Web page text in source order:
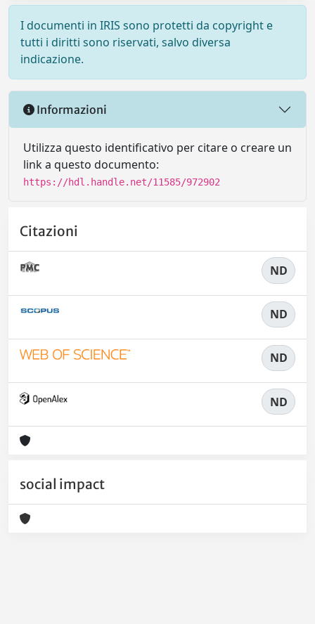
I documenti in IRIS sono protetti da copyright e
tutti i diritti sono riservati, salvo diversa
indicazione.
Informazioni
Utilizza questo identificativo per citare o creare un
link a questo documento:
https://hdl.handle.net/11585/972902
Citazioni
ND
ND
ND
ND
social impact